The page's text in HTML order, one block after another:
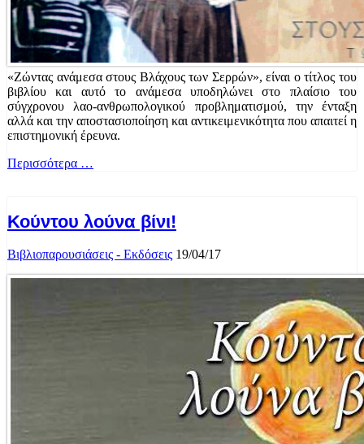
«Ζώντας ανάμεσα στους Βλάχους των Σερρών», είναι ο τίτλος του
βιβλίου και αυτό το ανάμεσα υποδηλώνει στο πλαίσιο του
σύγχρονου λαο-ανθρωπολογικού προβληματισμού, την ένταξη
αλλά και την αποστασιοποίηση και αντικειμενικότητα που απαιτεί η
επιστημονική έρευνα.
Περισσότερα …
Κούντου λούνα βίνι!
Βιβλιοπαρουσιάσεις - Εκδόσεις 19/04/17